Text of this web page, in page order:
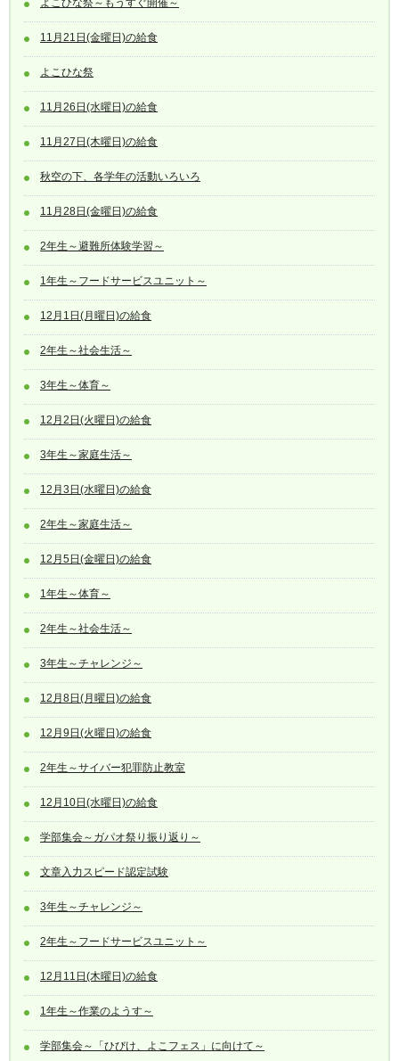
11月21日(金曜日)の給食
よこひな祭
11月26日(水曜日)の給食
11月27日(木曜日)の給食
秋空の下、各学年の活動いろいろ
11月28日(金曜日)の給食
2年生～避難所体験学習～
1年生～フードサービスユニット～
12月1日(月曜日)の給食
2年生～社会生活～
3年生～体育～
12月2日(火曜日)の給食
3年生～家庭生活～
12月3日(水曜日)の給食
2年生～家庭生活～
12月5日(金曜日)の給食
1年生～体育～
2年生～社会生活～
3年生～チャレンジ～
12月8日(月曜日)の給食
12月9日(火曜日)の給食
2年生～サイバー犯罪防止教室
12月10日(水曜日)の給食
学部集会～ガパオ祭り振り返り～
文章入力スピード認定試験
3年生～チャレンジ～
2年生～フードサービスユニット～
12月11日(木曜日)の給食
1年生～作業のようす～
学部集会～「ひびけ、よこフェス」に向けて～